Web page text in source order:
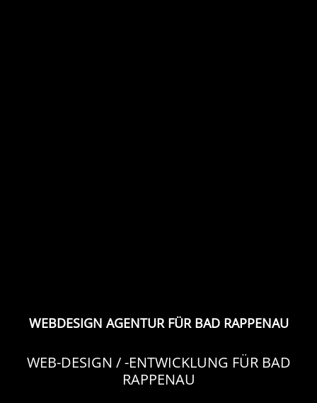
WEBDESIGN AGENTUR FÜR BAD RAPPENAU
WEB-DESIGN / -ENTWICKLUNG FÜR BAD
RAPPENAU